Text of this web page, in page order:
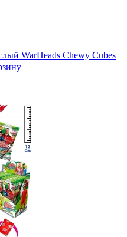
WarHeads Chewy Cubes